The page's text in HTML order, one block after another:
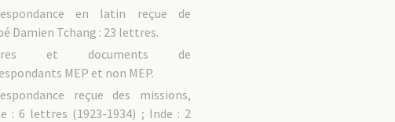
en latin reçue de
Damien Tchang : 23 lettres.
et documents de
MEP et non MEP.
reçue des missions,
: 6 lettres (1923-1934) ; Inde : 2